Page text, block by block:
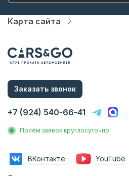
Карта сайта
Услуги
О компании
Контакты
Аренда без водителя
Трансфер на вокзал
Трансфер в гостиницу
Франшиза
Фотосессии с авто
Заказать звонок
+7 (924) 540-66-41
Приём заявок круглосуточно
ВКонтакте YouTube